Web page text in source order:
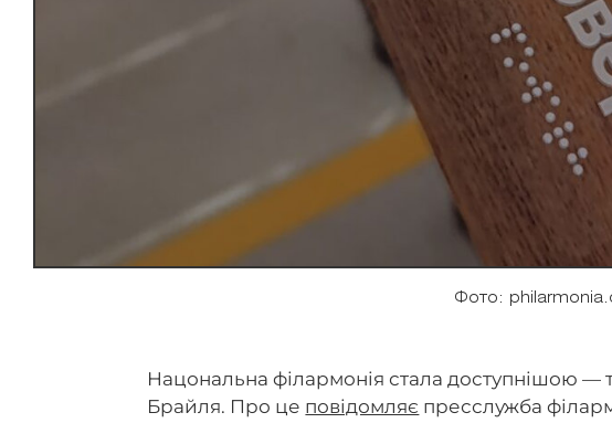
Фото:
Нацональна філармонія стала доступнішою —
Брайля. Про це повідомляє пресслужба